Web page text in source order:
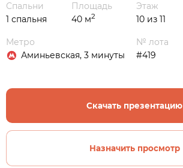
Метро
Аминьевская, 3 минуты
Этаж
10 из 11
Площадь
40 м2
Спальни
1 спальня
№ лота
#419
Скачать презентацию
Назначить просмотр